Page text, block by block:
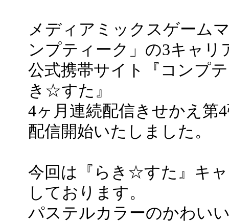
メディアミックスゲーム
ンプティーク」の3キャリ
公式携帯サイト『コンプ
き☆すた』
4ヶ月連続配信きせかえ第
配信開始いたしました。
今回は『らき☆すた』キ
しております。
パステルカラーのかわい